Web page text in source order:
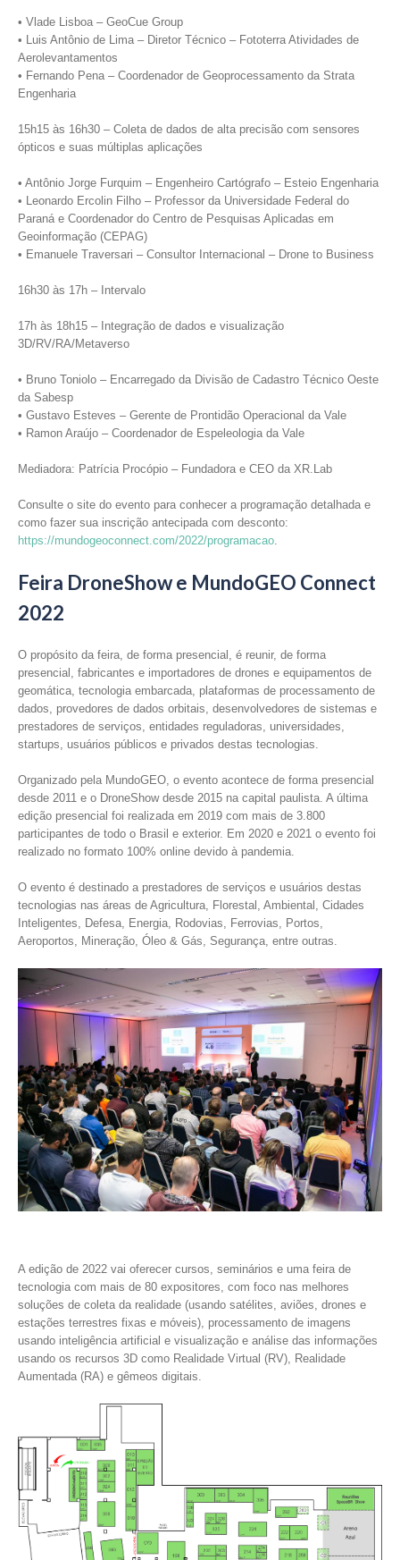
• Vlade Lisboa – GeoCue Group
• Luis Antônio de Lima – Diretor Técnico – Fototerra Atividades de
Aerolevantamentos
• Fernando Pena – Coordenador de Geoprocessamento da Strata
Engenharia
15h15 às 16h30 – Coleta de dados de alta precisão com sensores
ópticos e suas múltiplas aplicações
• Antônio Jorge Furquim – Engenheiro Cartógrafo – Esteio Engenharia
• Leonardo Ercolin Filho – Professor da Universidade Federal do
Paraná e Coordenador do Centro de Pesquisas Aplicadas em
Geoinformação (CEPAG)
• Emanuele Traversari – Consultor Internacional – Drone to Business
16h30 às 17h – Intervalo
17h às 18h15 – Integração de dados e visualização
3D/RV/RA/Metaverso
• Bruno Toniolo – Encarregado da Divisão de Cadastro Técnico Oeste
da Sabesp
• Gustavo Esteves – Gerente de Prontidão Operacional da Vale
• Ramon Araújo – Coordenador de Espeleologia da Vale
Mediadora: Patrícia Procópio – Fundadora e CEO da XR.Lab
Consulte o site do evento para conhecer a programação detalhada e
como fazer sua inscrição antecipada com desconto:
https://mundogeoconnect.com/2022/programacao.
Feira DroneShow e MundoGEO Connect
2022
O propósito da feira, de forma presencial, é reunir, de forma
presencial, fabricantes e importadores de drones e equipamentos de
geomática, tecnologia embarcada, plataformas de processamento de
dados, provedores de dados orbitais, desenvolvedores de sistemas e
prestadores de serviços, entidades reguladoras, universidades,
startups, usuários públicos e privados destas tecnologias.
Organizado pela MundoGEO, o evento acontece de forma presencial
desde 2011 e o DroneShow desde 2015 na capital paulista. A última
edição presencial foi realizada em 2019 com mais de 3.800
participantes de todo o Brasil e exterior. Em 2020 e 2021 o evento foi
realizado no formato 100% online devido à pandemia.
O evento é destinado a prestadores de serviços e usuários destas
tecnologias nas áreas de Agricultura, Florestal, Ambiental, Cidades
Inteligentes, Defesa, Energia, Rodovias, Ferrovias, Portos,
Aeroportos, Mineração, Óleo & Gás, Segurança, entre outras.
A edição de 2022 vai oferecer cursos, seminários e uma feira de
tecnologia com mais de 80 expositores, com foco nas melhores
soluções de coleta da realidade (usando satélites, aviões, drones e
estações terrestres fixas e móveis), processamento de imagens
usando inteligência artificial e visualização e análise das informações
usando os recursos 3D como Realidade Virtual (RV), Realidade
Aumentada (RA) e gêmeos digitais.